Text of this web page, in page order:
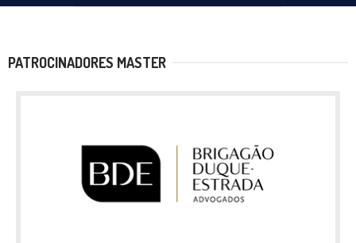
PATROCINADORES MASTER